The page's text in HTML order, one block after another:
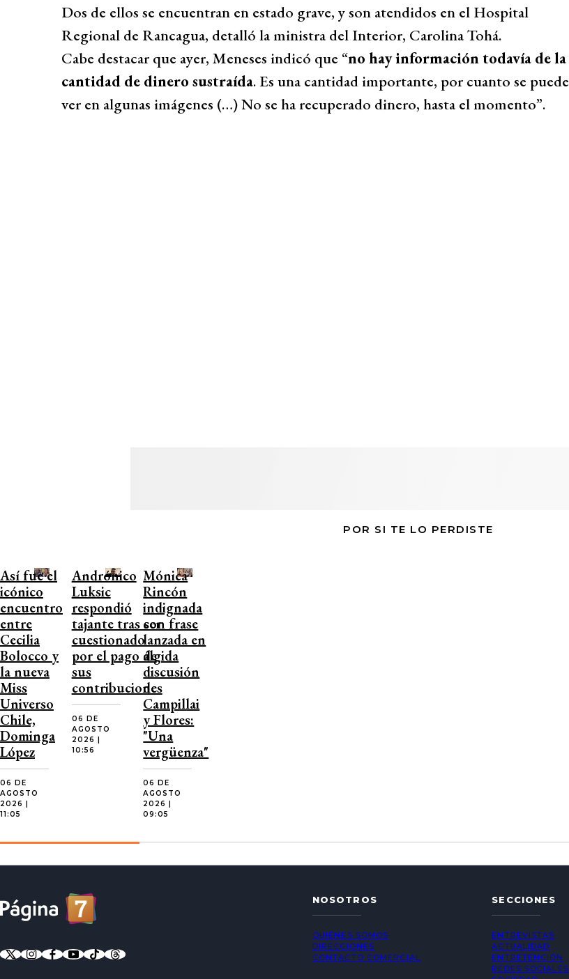
Dos de ellos se encuentran en estado grave, y son atendidos en el Hospital
Regional de Rancagua, detalló la ministra del Interior, Carolina Tohá.
Cabe destacar que ayer, Meneses indicó que “no hay información todavía de la
cantidad de dinero sustraída. Es una cantidad importante, por cuanto se puede
ver en algunas imágenes (…) No se ha recuperado dinero, hasta el momento”.
POR SI TE LO PERDISTE
Así fue el
icónico
encuentro
entre
Cecilia
Bolocco y
la nueva
Miss
Universo
Chile,
Dominga
López
06 DE
AGOSTO
2026 |
11:05
Andrónico
Luksic
respondió
tajante tras ser
cuestionado
por el pago de
sus
contribuciones
06 DE
AGOSTO
2026 |
10:56
Mónica
Rincón
indignada
con frase
lanzada en
álgida
discusión
de
Campillai
y Flores:
"Una
vergüenza"
06 DE
AGOSTO
2026 |
09:05
NOSOTROS
QUIÉNES SOMOS
DIRECCIONES
CONTACTO COMERCIAL
SECCIONES
ENTREVISTAS
ACTUALIDAD
ENTRETENCIÓN
REDES SOCIALES